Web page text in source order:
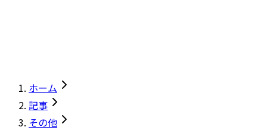
ホーム
記事
その他